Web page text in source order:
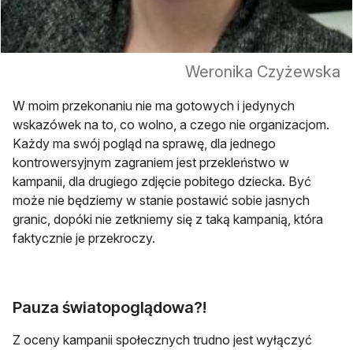
Weronika Czyżewska
W moim przekonaniu nie ma gotowych i jedynych
wskazówek na to, co wolno, a czego nie organizacjom.
Każdy ma swój pogląd na sprawę, dla jednego
kontrowersyjnym zagraniem jest przekleństwo w
kampanii, dla drugiego zdjęcie pobitego dziecka. Być
może nie będziemy w stanie postawić sobie jasnych
granic, dopóki nie zetkniemy się z taką kampanią, która
faktycznie je przekroczy.
Pauza światopoglądowa?!
Z oceny kampanii społecznych trudno jest wyłączyć